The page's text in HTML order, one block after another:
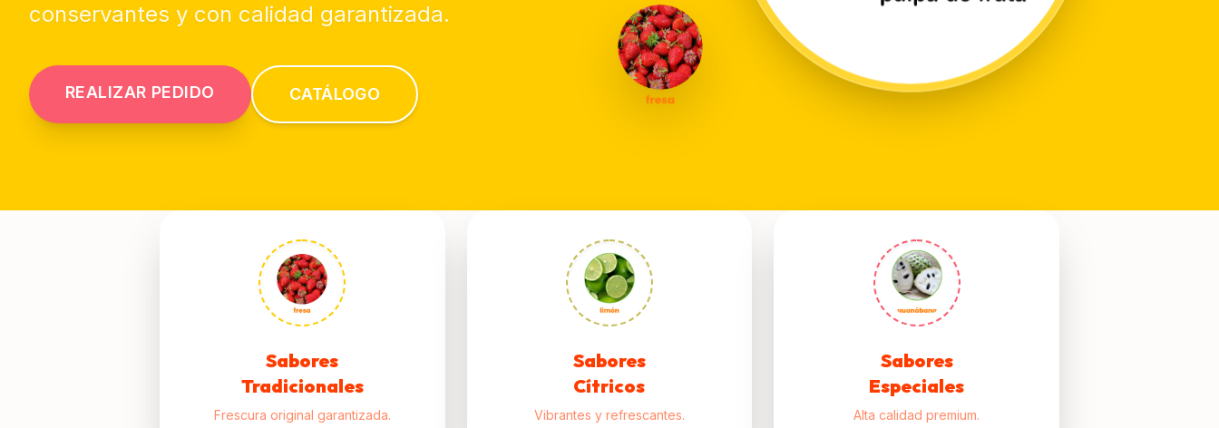
conservantes y con calidad garantizada.
REALIZAR PEDIDO CATÁLOGO
Sabores
Tradicionales
Frescura original garantizada.
Sabores
Cítricos
Vibrantes y refrescantes.
Sabores
Especiales
Alta calidad premium.